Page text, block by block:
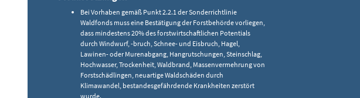
Bei Vorhaben gemäß Punkt 2.2.1 der Sonderrichtlinie
Waldfonds muss eine Bestätigung der Forstbehörde vorliegen,
dass mindestens 20% des forstwirtschaftlichen Potentials
durch Windwurf, -bruch, Schnee- und Eisbruch, Hagel,
Lawinen- oder Murenabgang, Hangrutschungen, Steinschlag,
Hochwasser, Trockenheit, Waldbrand, Massenvermehrung von
Forstschädlingen, neuartige Waldschäden durch
Klimawandel, bestandesgefährdende Krankheiten zerstört
wurde.